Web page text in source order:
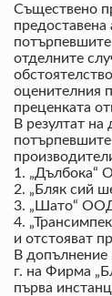
Съществено
отделните
оценителния
преценката
В резултат на
1. „Дълбока“
2. „Бляк сий
3. „Шато“
4.
и отстояват
В
г. на Фирма
първа